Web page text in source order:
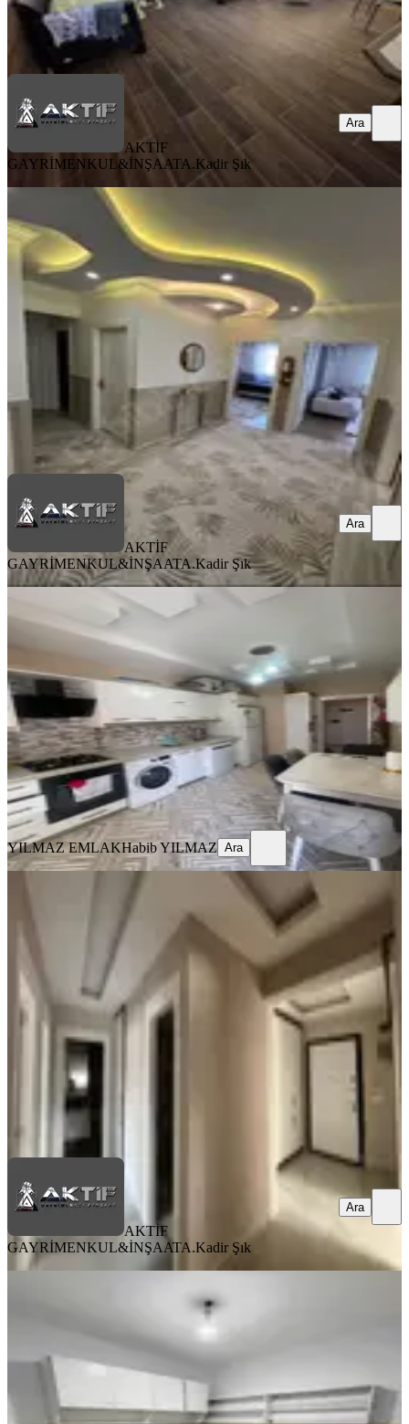
AKTİF GAYRİMENKUL&İNŞAAT A.Kadir Şık
AKTİF
GAYRİMENKUL&İNŞAATA.Kadir Şık
Ara
Aktif''den^^ana^^cadde^den Bir
İçerde Site İçi Satılık 3+1 Daire
Şahinbey, Ertuğrulgazi Mahallesi
3+1· 180 m²·5. Kat·29.06.2026
4.110.000 ₺
AKTİF GAYRİMENKUL&İNŞAATA.Kadir Şık
AKTİF
GAYRİMENKUL&İNŞAATA.Kadir Şık
Ara
Yılmaz Emlak'tan Şahintepe Satılık
2+1 Fırsat Daire
Şahinbey, Şahintepe Mahallesi
·115 m² 1. Kat·26.06.2026
2.900.000 ₺
YILMAZ EMLAK Habib YILMAZ
Ara
YILMAZ EMLAKHabib YILMAZ Ara
Aktif'ten Beştepe Mah^de^park
Cephelı Satılık 2,5+1 Sıfır Daire
Şahinbey, Beştepe Mahallesi
150 m² 04.06.2026
3.650.000 ₺
AKTİF GAYRİMENKUL&İNŞAAT
AKTİF
GAYRİMENKUL&İNŞAATA.Kadir Şık
Ara
Gaziantep Şahinbey Konak
Mahallesinde Satılık 2+1 Daire
Şahinbey, Konak Mahallesi
110 m²·Düz Giriş (Zemin) 09.08.2026
1.150.000 ₺